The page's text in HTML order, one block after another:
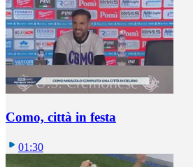
Como, città in festa
01:30